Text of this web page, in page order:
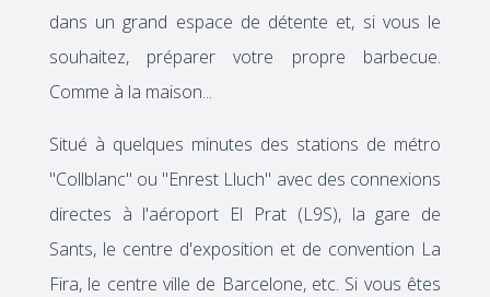
dans un grand espace de détente et, si vous le
souhaitez, préparer votre propre barbecue.
Comme à la maison...
Situé à quelques minutes des stations de métro
"Collblanc" ou "Enrest Lluch" avec des connexions
directes à l'aéroport El Prat (L9S), la gare de
Sants, le centre d'exposition et de convention La
Fira, le centre ville de Barcelone, etc. Si vous êtes